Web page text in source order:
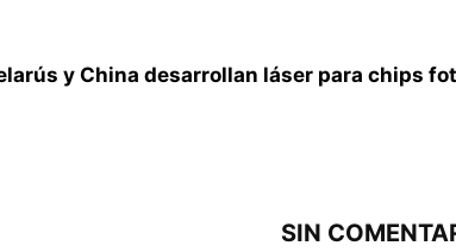
y China desarrollan láser para chips
SIN